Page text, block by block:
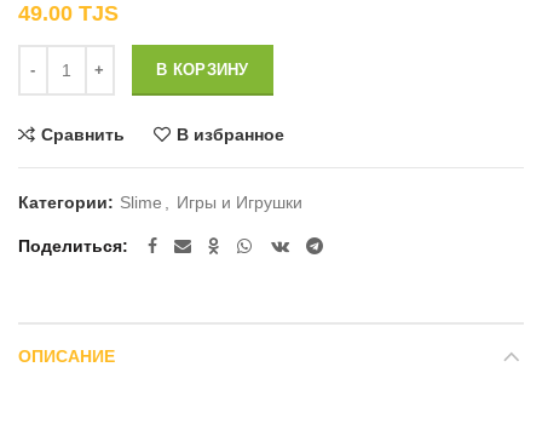
49.00 TJS
В КОРЗИНУ
Сравнить В избранное
Категории: Slime Игры и Игрушки
Поделиться
ОПИСАНИЕ